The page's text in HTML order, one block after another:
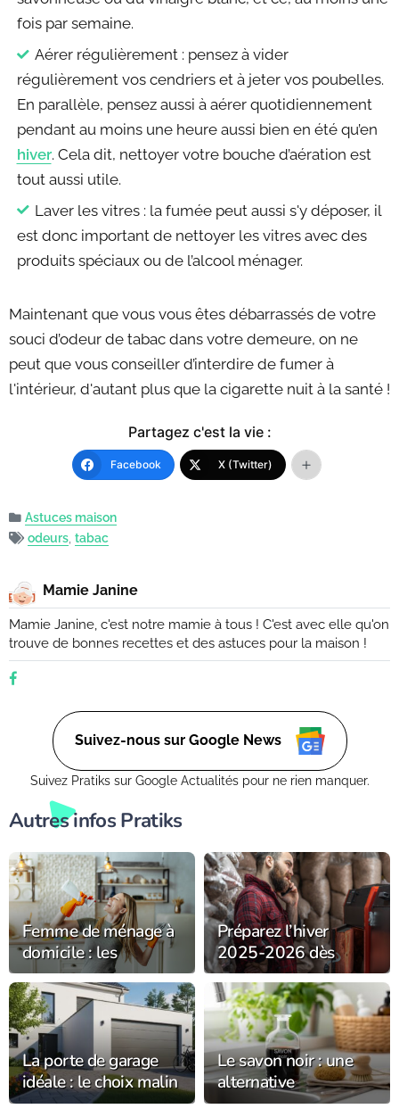
fois par semaine.
Aérer régulièrement : pensez à vider
régulièrement vos cendriers et à jeter vos poubelles.
En parallèle, pensez aussi à aérer quotidiennement
pendant au moins une heure aussi bien en été qu’en
hiver. Cela dit, nettoyer votre bouche d’aération est
tout aussi utile.
Laver les vitres : la fumée peut aussi s'y déposer, il
est donc important de nettoyer les vitres avec des
produits spéciaux ou de l’alcool ménager.
Maintenant que vous vous êtes débarrassés de votre
souci d’odeur de tabac dans votre demeure, on ne
peut que vous conseiller d’interdire de fumer à
l'intérieur, d'autant plus que la cigarette nuit à la santé !
Partagez c'est la vie :
Facebook X (Twitter)
Astuces maison
odeurs tabac
Mamie Janine
Mamie Janine, c'est notre mamie à tous ! C'est avec elle qu'on
trouve de bonnes recettes et des astuces pour la maison !
Suivez-nous sur Google News
Suivez Pratiks sur Google Actualités pour ne rien manquer.
Autres infos Pratiks
Femme de ménage à
domicile : les
meilleurs conseils
pour un intérieur
éclatant
Préparez l’hiver
2025-2026 dès
maintenant :
pourquoi investir
dans un chauffage à
granulés performant
?
La porte de garage
idéale : le choix malin
pour votre habitat
Le savon noir : une
alternative
écologique pour